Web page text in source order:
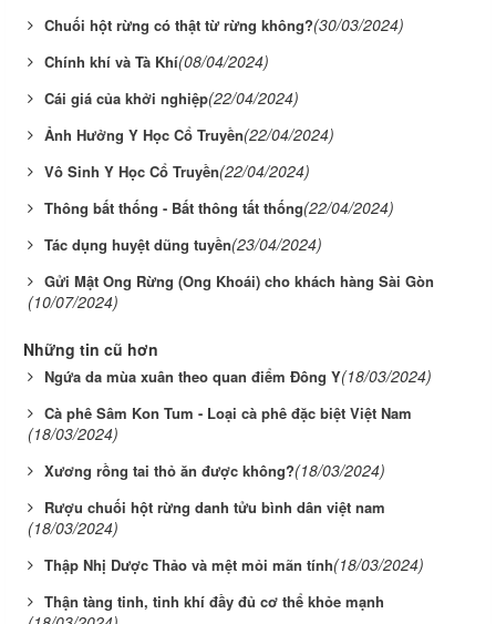
Chuối hột rừng có thật từ rừng không?(30/03/2024)
Chính khí và Tà Khí(08/04/2024)
Cái giá của khởi nghiệp(22/04/2024)
Ảnh Hưởng Y Học Cổ Truyền(22/04/2024)
Vô Sinh Y Học Cổ Truyền(22/04/2024)
Thông bất thống - Bất thông tất thống(22/04/2024)
Tác dụng huyệt dũng tuyền(23/04/2024)
Gửi Mật Ong Rừng (Ong Khoái) cho khách hàng Sài Gòn
(10/07/2024)
Những tin cũ hơn
Ngứa da mùa xuân theo quan điểm Đông Y(18/03/2024)
Cà phê Sâm Kon Tum - Loại cà phê đặc biệt Việt Nam
(18/03/2024)
Xương rồng tai thỏ ăn được không?(18/03/2024)
Rượu chuối hột rừng danh tửu bình dân việt nam
(18/03/2024)
Thập Nhị Dược Thảo và mệt mỏi mãn tính(18/03/2024)
Thận tàng tinh, tinh khí đầy đủ cơ thể khỏe mạnh